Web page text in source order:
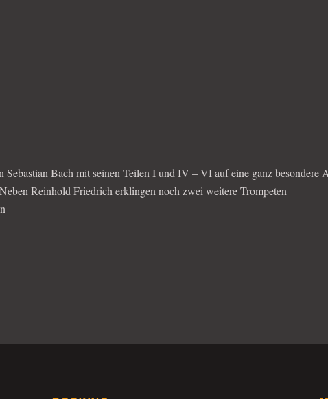
Sebastian Bach mit seinen Teilen I und IV – VI auf eine ganz besondere
Reinhold Friedrich erklingen noch zwei weitere Trompeten